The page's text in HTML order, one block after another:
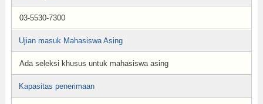
03-5530-7300
Ujian masuk Mahasiswa Asing
Ada seleksi khusus untuk mahasiswa asing
Kapasitas penerimaan